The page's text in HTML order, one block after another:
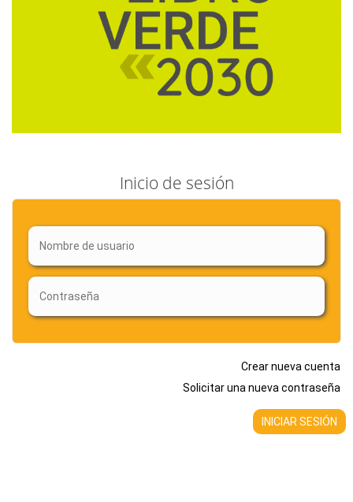
Inicio de sesión
Crear nueva cuenta
Solicitar una nueva contraseña